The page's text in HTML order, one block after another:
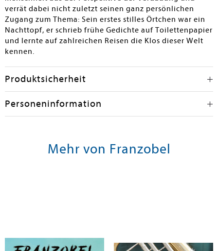
verrät dabei nicht zuletzt seinen ganz persönlichen
Zugang zum Thema: Sein erstes stilles Örtchen war ein
Nachttopf, er schrieb frühe Gedichte auf Toilettenpapier
und lernte auf zahlreichen Reisen die Klos dieser Welt
kennen.
Produktsicherheit
Personeninformation
Mehr von Franzobel